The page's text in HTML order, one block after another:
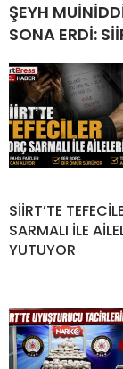
ŞEYH
SONA ERDİ:
SİİRT’TE
SARMALI İLE
YUTUYOR